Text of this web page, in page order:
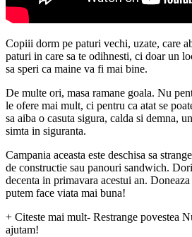
Copiii dorm pe paturi vechi, uzate, care
paturi in care sa te odihnesti, ci doar un
sa speri ca maine va fi mai bine.
De multe ori, masa ramane goala. Nu
le ofere mai mult, ci pentru ca atat se
sa aiba o casuta sigura, calda si demna,
simta in siguranta.
Campania aceasta este deschisa sa
de constructie sau panouri sandwich.
decenta in primavara acestui an.
putem face viata mai buna!
+ Citeste mai mult- Restrange povestea
ajutam!